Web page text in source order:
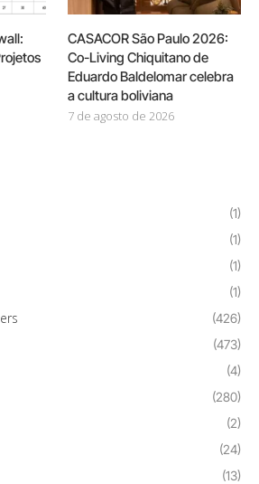
CASACOR São Paulo 2026:
Co-Living Chiquitano de
Eduardo Baldelomar celebra
a cultura boliviana
7 de agosto de 2026
(1)
(1)
(1)
(1)
(426)
(473)
(4)
(280)
(2)
(24)
(13)